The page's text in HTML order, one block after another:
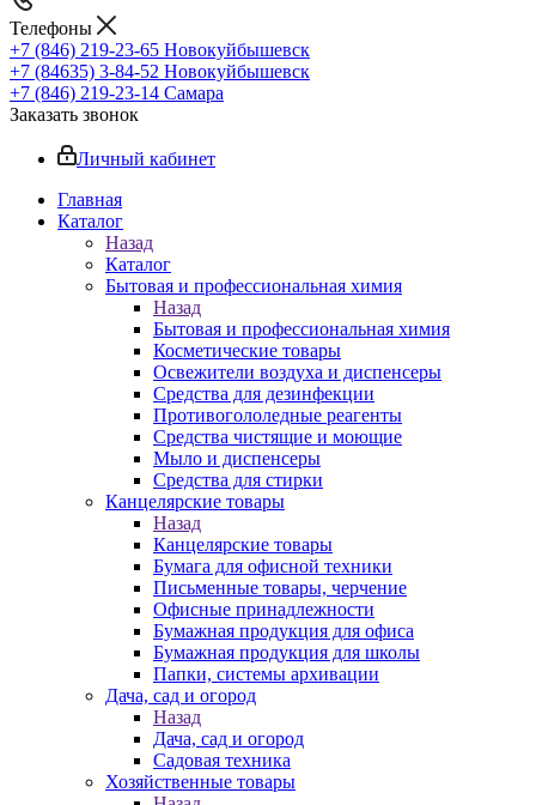
Телефоны
+7 (846) 219-23-65 Новокуйбышевск
+7 (84635) 3-84-52 Новокуйбышевск
+7 (846) 219-23-14 Самара
Заказать звонок
Личный кабинет
Главная
Каталог
Назад
Каталог
Бытовая и профессиональная химия
Назад
Бытовая и профессиональная химия
Косметические товары
Освежители воздуха и диспенсеры
Средства для дезинфекции
Противогололедные реагенты
Средства чистящие и моющие
Мыло и диспенсеры
Средства для стирки
Канцелярские товары
Назад
Канцелярские товары
Бумага для офисной техники
Письменные товары, черчение
Офисные принадлежности
Бумажная продукция для офиса
Бумажная продукция для школы
Папки, системы архивации
Дача, сад и огород
Назад
Дача, сад и огород
Садовая техника
Хозяйственные товары